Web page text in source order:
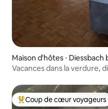
Maison d'hôtes ⋅ Diessbach
Vacances dans la verdure,
Coups de cœur voyageurs
Coup de cœur voyageurs